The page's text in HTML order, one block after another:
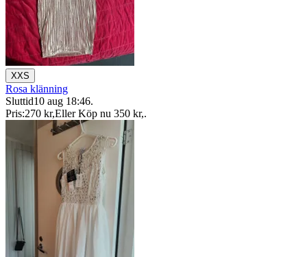
XXS
Rosa klänning
Sluttid10 aug 18:46.
Pris:270 kr,Eller Köp nu 350 kr,.